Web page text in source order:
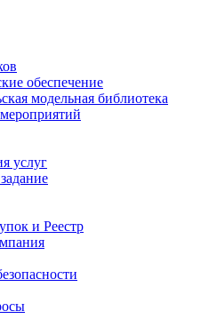
обеспечение
модельная библиотека
услуг
и Реестр